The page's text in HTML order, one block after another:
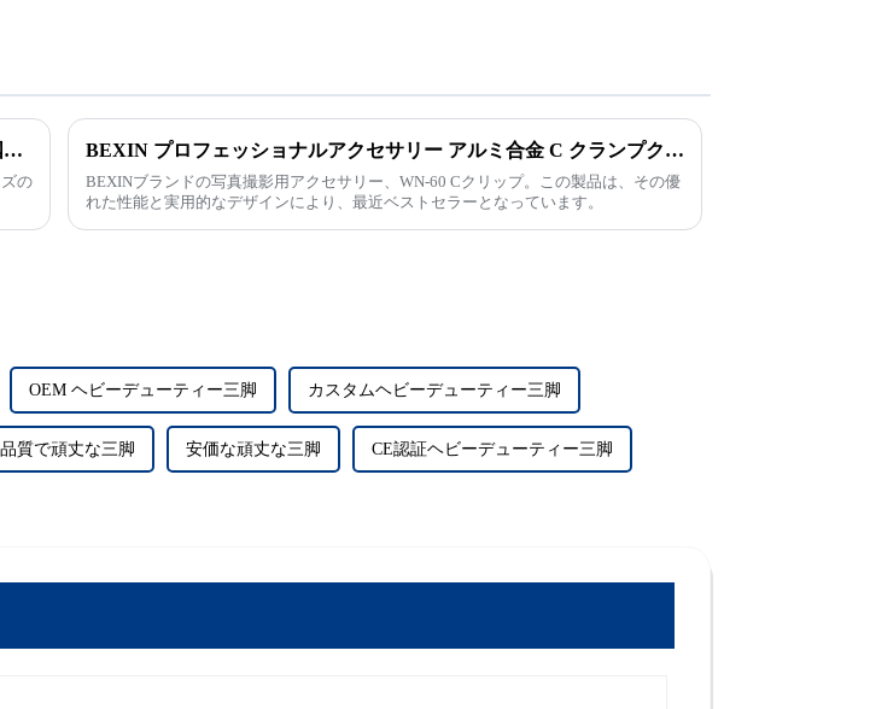
「歴史的背景を継承し、シルクロードの精神を広める」第1回中国シルクロード写真展が青海省黄源市で開幕
の
BEXIN プロフェッショナルアクセサリー アルミ合金 C クランプクリップ 1/4'' ネジ付き デスクトップクランプ用
BEXINブランドの写真撮影用アクセサリー、WN-60 Cクリップ。この製品は、その優
れた性能と実用的なデザインにより、最近ベストセラーとなっています。
OEM ヘビーデューティー三脚 カスタムヘビーデューティー三脚
質で頑丈な三脚 安価な頑丈な三脚 CE認証ヘビーデューティー三脚